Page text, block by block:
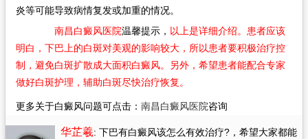
炎等可能导致病情复发或加重的情况。
南昌白癜风医院温馨提示， 以上是详细介绍。患者应该
明白，下巴上的白斑对美观的影响较大，所以患者要积极治疗控
制，避免白斑扩散成大面积白癜风。另外，希望患者能配合专家
做好白斑护理，辅助白斑尽快治疗恢复。
更多关于白癜风问题可点击： 南昌白癜风医院咨询
华芷羲: 下巴有白癜风该怎么有效治疗?，希望大家都能